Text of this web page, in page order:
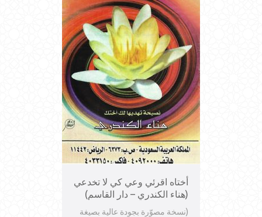
أختاه اقرئي وعي كي لا تخدعي
(هناء الكندري – دار القاسم)
(نسخة مصوّرة بجودة عالية بصيغة